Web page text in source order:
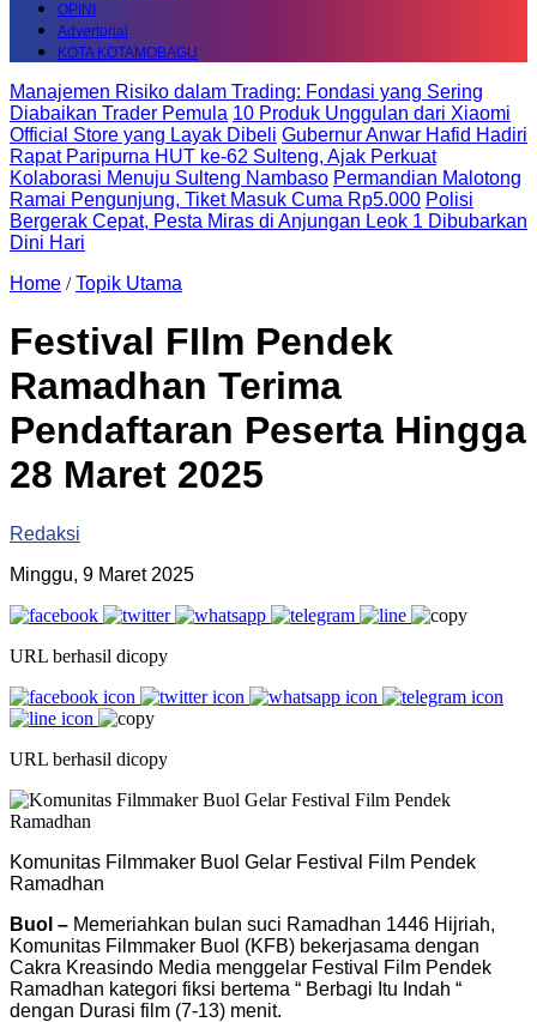
OPINI
Advertorial
KOTA KOTAMOBAGU
Manajemen Risiko dalam Trading: Fondasi yang Sering
Diabaikan Trader Pemula 10 Produk Unggulan dari Xiaomi
Official Store yang Layak Dibeli Gubernur Anwar Hafid Hadiri
Rapat Paripurna HUT ke-62 Sulteng, Ajak Perkuat
Kolaborasi Menuju Sulteng Nambaso Permandian Malotong
Ramai Pengunjung, Tiket Masuk Cuma Rp5.000 Polisi
Bergerak Cepat, Pesta Miras di Anjungan Leok 1 Dibubarkan
Dini Hari
Home /Topik Utama
Festival FIlm Pendek
Ramadhan Terima
Pendaftaran Peserta Hingga
28 Maret 2025
Redaksi
Minggu, 9 Maret 2025
URL berhasil dicopy
URL berhasil dicopy
Komunitas Filmmaker Buol Gelar Festival Film Pendek
Ramadhan
Buol – Memeriahkan bulan suci Ramadhan 1446 Hijriah,
Komunitas Filmmaker Buol (KFB) bekerjasama dengan
Cakra Kreasindo Media menggelar Festival Film Pendek
Ramadhan kategori fiksi bertema “ Berbagi Itu Indah “
dengan Durasi film (7-13) menit.